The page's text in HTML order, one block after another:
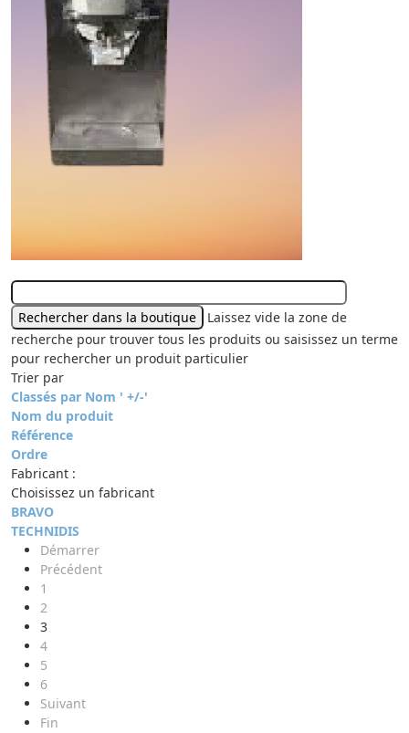
Laissez vide la zone de
recherche pour trouver tous les produits ou saisissez un terme
pour rechercher un produit particulier
Trier par
Classés par Nom ' +/-'
Nom du produit
Référence
Ordre
Fabricant :
Choisissez un fabricant
BRAVO
TECHNIDIS
Démarrer
Précédent
1
2
3
4
5
6
Suivant
Fin